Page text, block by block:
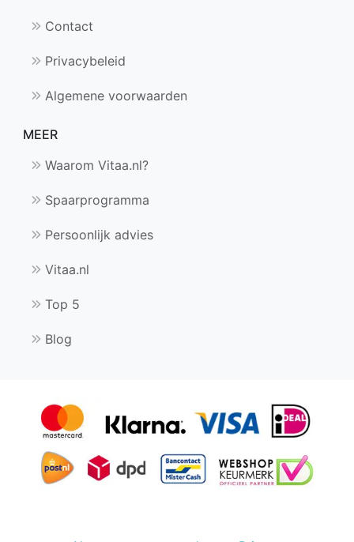
Contact
Privacybeleid
Algemene voorwaarden
MEER
Waarom Vitaa.nl?
Spaarprogramma
Persoonlijk advies
Vitaa.nl
Top 5
Blog